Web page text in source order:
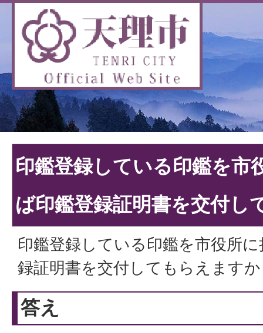
印鑑登録している印鑑を市
ば印鑑登録証明書を交付し
印鑑登録している印鑑を市役所
録証明書を交付してもらえます
答え